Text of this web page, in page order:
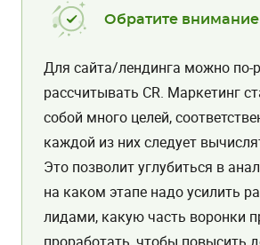
Обратите внимание
Для сайта/лендинга можно по-
рассчитывать CR. Маркетинг
собой много целей,
каждой из них следует
Это позволит углубиться в
на каком этапе надо усилить
лидами, какую часть воронки